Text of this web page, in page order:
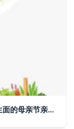
感恩母亲情 携手共成长——记一场别开生面的母亲节亲子读书会